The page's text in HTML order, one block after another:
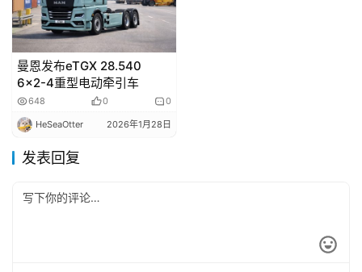
曼恩发布eTGX 28.540
6×2-4重型电动牵引车
648 0 0
HeSeaOtter 2026年1月28日
发表回复